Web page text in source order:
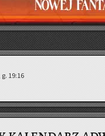
19:16